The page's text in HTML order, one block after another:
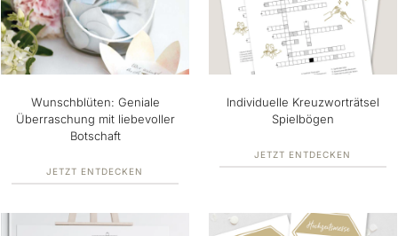
Wunschblüten: Geniale
Überraschung mit liebevoller
Botschaft
JETZT ENTDECKEN
Individuelle Kreuzworträtsel
Spielbögen
JETZT ENTDECKEN